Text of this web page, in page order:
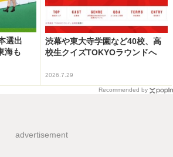
選出
海も
渋幕や東大寺学園など40校、高
校生クイズTOKYOラウンドへ
2026.7.29
Recommended by
advertisement